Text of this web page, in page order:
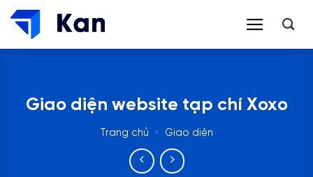
Bỏ
qua
nội
Giao diện website tạp chí Xoxo
Trang chủ » Giao diện